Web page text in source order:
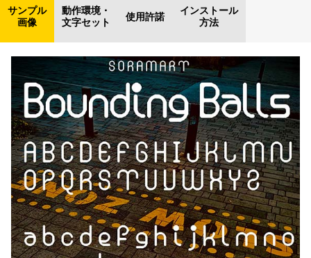
サンプル
画像
動作環境・
文字セット
使用許諾
インストール
方法